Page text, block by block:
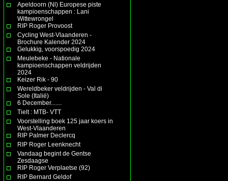
Apeldoorn (Nl) Europese piste
kampioenschappen : Lani
Wittewrongel
RIP Roger Provoost
Cycling West-Vlaanderen -
Brochure Kalender 2024
Gelukkig, voorspoedig 2024
Meulebeke - Nationale
kampioenschappen veldrijden
2024
Keizer Rik - 90
Wereldbeker veldrijden - Val di
Sole (Italië)
6 December.......
Tielt : MTB- VTT
Voorstelling boek 125 jaar koers in
West-Vlaanderen
RIP Palmer Declercq
RIP Roger Leenknecht
Vandaag begint de Gentse
Zesdaagse
RIP Roger Verplaetse (92)
RIP Bernard Geldof